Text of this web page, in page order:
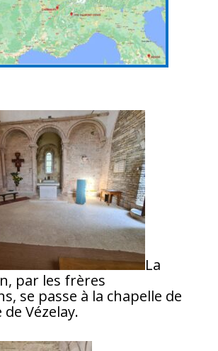
La
par les frères
se passe à la chapelle de
Vézelay.